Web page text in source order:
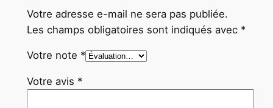
3
X
8
c
m
Votre adresse e-mail ne sera pas publiée.
Les champs obligatoires sont indiqués avec *
Votre note *
Votre avis *